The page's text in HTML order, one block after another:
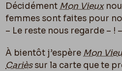
Décidément Mon Vieux
femmes sont faites pour
– Le reste nous regarde – ! –
À bientôt j’espère Mon
Carièssur la carte que te